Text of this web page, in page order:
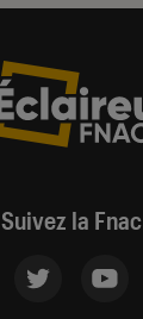
Suivez la Fnac